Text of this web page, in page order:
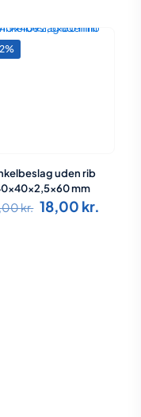
uden rib
mm
kr. Den
oprindelige
18,00 kr.